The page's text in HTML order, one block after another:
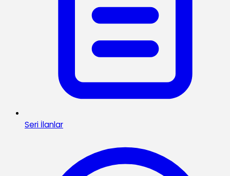
Seri İlanlar